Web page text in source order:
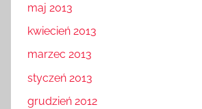
maj 2013
kwiecień 2013
marzec 2013
styczeń 2013
grudzień 2012